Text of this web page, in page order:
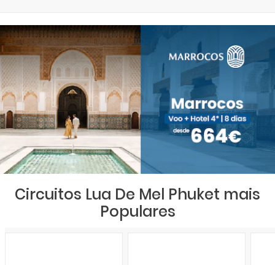
Circuitos Lua De Mel Phuket mais
Populares